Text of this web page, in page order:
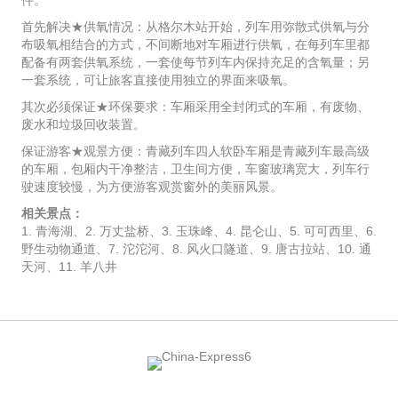
首先解决★供氧情况：从格尔木站开始，列车用弥散式供氧与分
布吸氧相结合的方式，不间断地对车厢进行供氧，在每列车里都
配备有两套供氧系统，一套使每节列车内保持充足的含氧量；另
一套系统，可让旅客直接使用独立的界面来吸氧。
其次必须保证★环保要求：车厢采用全封闭式的车厢，有废物、
废水和垃圾回收装置。
保证游客★观景方便：青藏列车四人软卧车厢是青藏列车最高级
的车厢，包厢内干净整洁，卫生间方便，车窗玻璃宽大，列车行
驶速度较慢，为方便游客观赏窗外的美丽风景。
相关景点：
1. 青海湖、2. 万丈盐桥、3. 玉珠峰、4. 昆仑山、5. 可可西里、6.
野生动物通道、7. 沱沱河、8. 风火口隧道、9. 唐古拉站、10. 通
天河、11. 羊八井